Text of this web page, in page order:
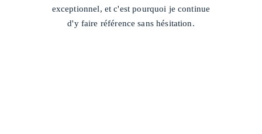
exceptionnel, et c'est pourquoi je continue
d'y faire référence sans hésitation.